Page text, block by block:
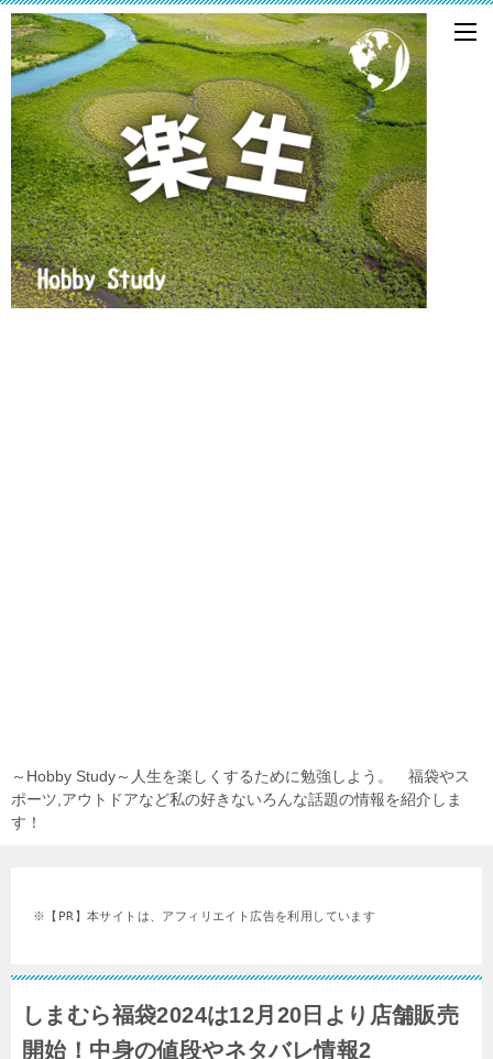
～Hobby Study～人生を楽しくするために勉強しよう。 福袋やス
ポーツ,アウトドアなど私の好きないろんな話題の情報を紹介しま
す！
※【PR】本サイトは、アフィリエイト広告を利用しています
しまむら福袋2024は12月20日より店舗販売
開始！中身の値段やネタバレ情報2